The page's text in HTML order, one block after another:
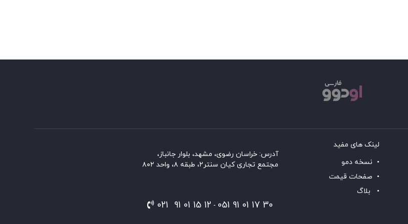
لینک های مفید
نسخه دمو
صفحات قیمت
بلاگ
آدرس: خراسان رضوی، مشهد، بلوار جانباز،
مجتمع تجاری کیان سنتر۲، طبقه ۸، واحد ۸۰۲
30 17 01 91 051
-
12 15 01 91 021